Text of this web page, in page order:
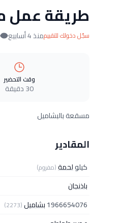
طريقة عمل
سجّل دخولك للتقييممنذ 4 أسابيع
وقت التحضير
30 دقيقة
مسقعة بالبشاميل
المقادير
كيلولحمة(مفروم)
باذنجان
1966654076بشاميل(2273)